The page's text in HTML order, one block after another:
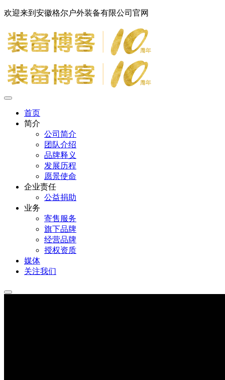
欢迎来到安徽格尔户外装备有限公司官网
首页
简介
公司简介
团队介绍
品牌释义
发展历程
愿景使命
企业责任
公益捐助
业务
寄售服务
旗下品牌
经营品牌
授权资质
媒体
关注我们